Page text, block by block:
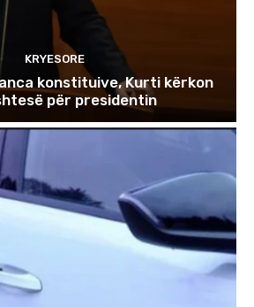
KRYESORE
konstituive, Kurti kërkon
për presidentin